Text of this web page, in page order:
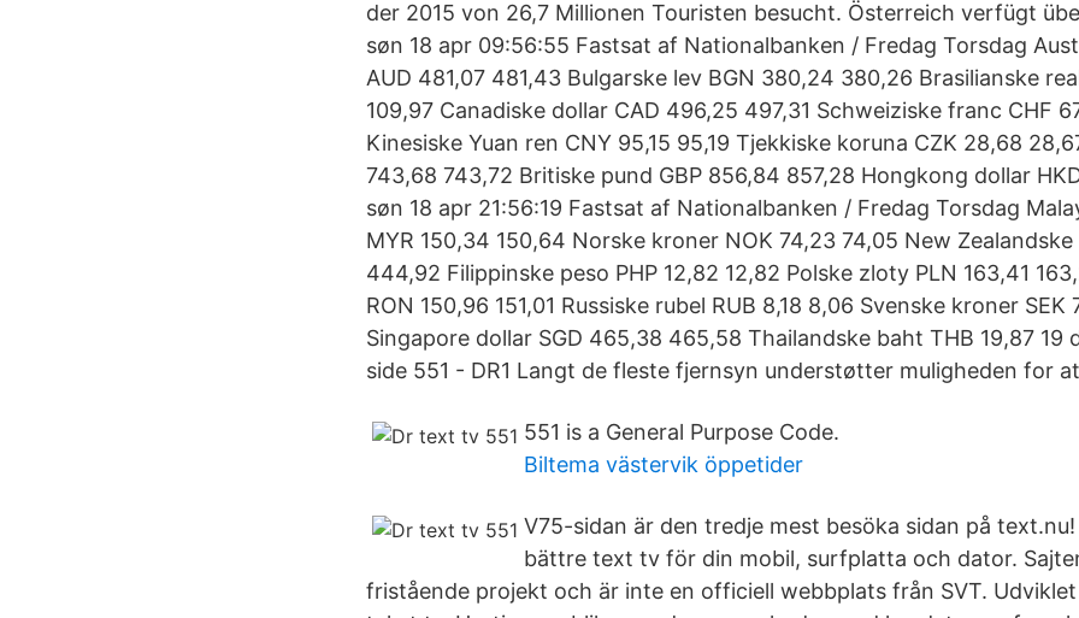
der 2015 von 26,7 Millionen Touristen besucht. Österreich verfügt
søn 18 apr 09:56:55 Fastsat af Nationalbanken / Fredag Torsdag
AUD 481,07 481,43 Bulgarske lev BGN 380,24 380,26 Brasilianske
109,97 Canadiske dollar CAD 496,25 497,31 Schweiziske franc CHF
Kinesiske Yuan ren CNY 95,15 95,19 Tjekkiske koruna CZK 28,68
743,68 743,72 Britiske pund GBP 856,84 857,28 Hongkong dollar
søn 18 apr 21:56:19 Fastsat af Nationalbanken / Fredag Torsdag
MYR 150,34 150,64 Norske kroner NOK 74,23 74,05 New
444,92 Filippinske peso PHP 12,82 12,82 Polske zloty PLN 163,41
RON 150,96 151,01 Russiske rubel RUB 8,18 8,06 Svenske kroner SEK
Singapore dollar SGD 465,38 465,58 Thailandske baht THB 19,87 19
side 551 - DR1 Langt de fleste fjernsyn understøtter muligheden for
551 is a General Purpose Code.
Biltema västervik öppetider
V75-sidan är den tredje mest besöka sidan på text.nu!
bättre text tv för din mobil, surfplatta och dator.
fristående projekt och är inte en officiell webbplats från SVT.